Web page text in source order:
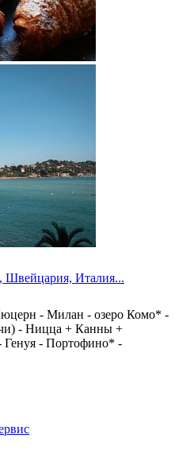
Швейцария, Италия...
- Милан - озеро Комо* -
- Ницца + Канны +
- Портофино* -